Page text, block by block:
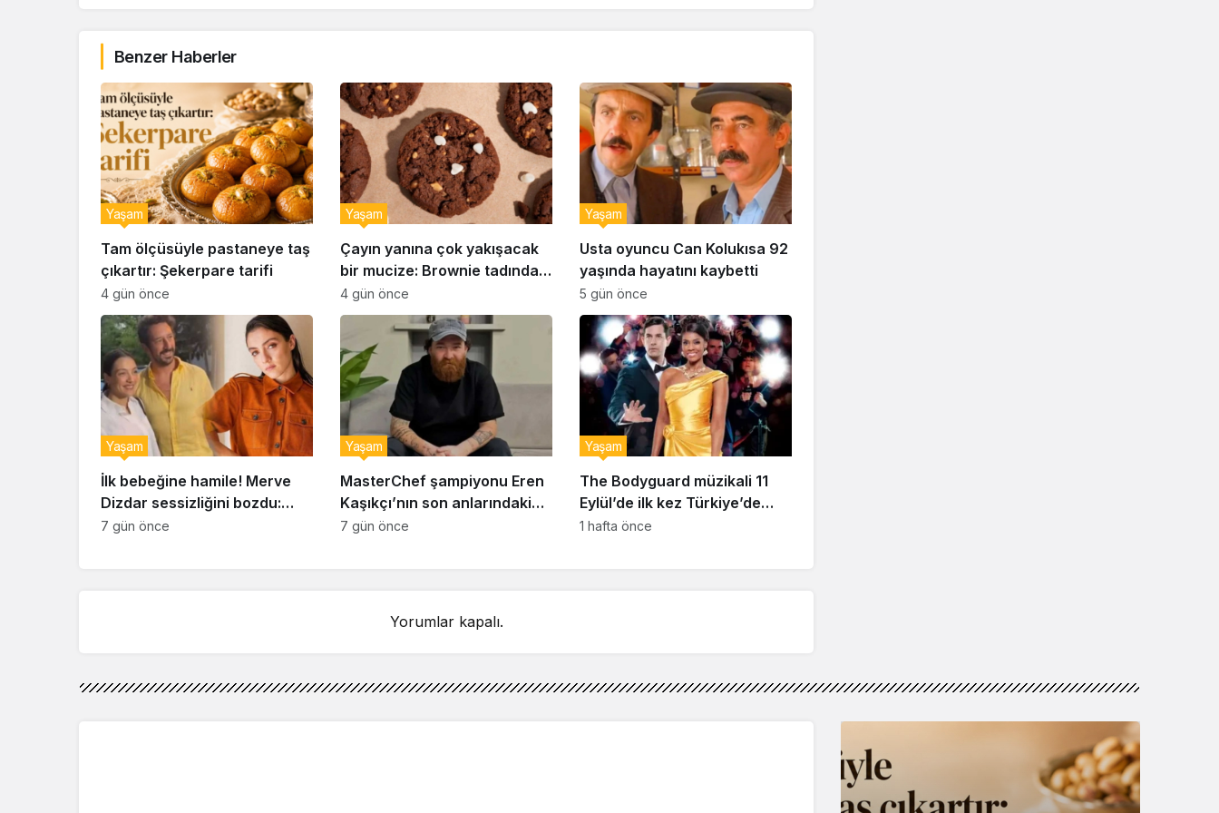
Benzer Haberler
Tam ölçüsüyle pastaneye taş
çıkartır: Şekerpare tarifi
Yaşam
4 gün önce
Çayın yanına çok yakışacak
bir mucize: Brownie tadında
ıslak kurabiye tarifi…
Yaşam
4 gün önce
Usta oyuncu Can Kolukısa 92
yaşında hayatını kaybetti
Yaşam
5 gün önce
İlk bebeğine hamile! Merve
Dizdar sessizliğini bozdu:
‘İsim bulmak çok zor’
Yaşam
7 gün önce
MasterChef şampiyonu Eren
Kaşıkçı’nın son anlarındaki
kahreden detay ortaya çıktı
Yaşam
7 gün önce
The Bodyguard müzikali 11
Eylül’de ilk kez Türkiye’de
sahnelenecek
Yaşam
1 hafta önce
Yorumlar kapalı.